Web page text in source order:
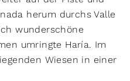
herum durchs Valle
wunderschöne
umringte Haría. Im
Wiesen in einer